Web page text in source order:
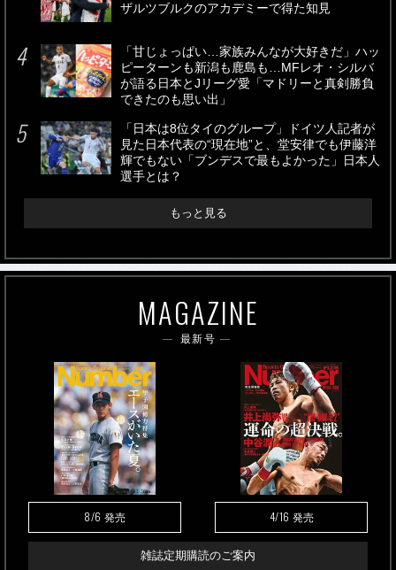
ザルツブルクのアカデミーで得た知見
「甘じょっぱい…家族みんなが大好きだ」ハッ
ピーターンも新潟も鹿島も…MFレオ・シルバ
が語る日本とJリーグ愛「マドリーと真剣勝負
できたのも思い出」
「日本は8位タイのグループ」ドイツ人記者が
見た日本代表の“現在地”と、堂安律でも伊藤洋
輝でもない「ブンデスで最もよかった」日本人
選手とは？
もっと見る
MAGAZINE
最新号
8/6 発売 4/16 発売
雑誌定期購読のご案内